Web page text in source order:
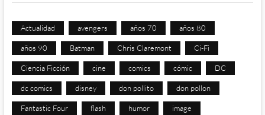
Actualidad avengers años 70 años 80
años 90 Batman Chris Claremont Ci-Fi
Ciencia Ficción cine comics cómic DC
dc comics disney don pollito don pollon
Fantastic Four flash humor image